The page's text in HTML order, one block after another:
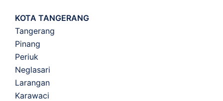
KOTA TANGERANG
Tangerang
Pinang
Periuk
Neglasari
Larangan
Karawaci